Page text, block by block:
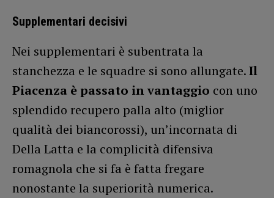
Supplementari decisivi
Nei supplementari è subentrata la
stanchezza e le squadre si sono allungate.Il
Piacenza è passato in vantaggio con uno
splendido recupero palla alto (miglior
qualità dei biancorossi), un’incornata di
Della Latta e la complicità difensiva
romagnola che si fa è fatta fregare
nonostante la superiorità numerica.